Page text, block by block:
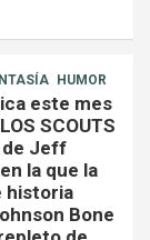
HUMOR
este mes
SCOUTS
de Jeff
la que la
historia
Bone